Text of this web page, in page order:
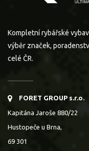
Kompletní rybářské
výběr značek,
celé ČR.
FORET GROUP s.r.o.
Kapitána Jaroše 880/22
Hustopeče u Brna,
69 301